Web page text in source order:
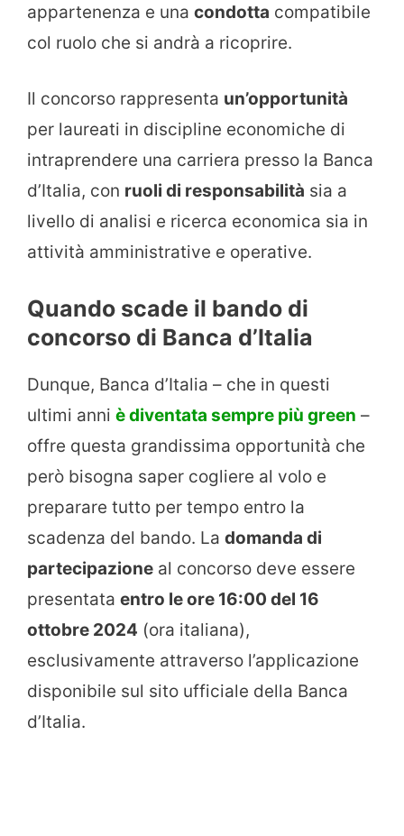
appartenenza e una condotta compatibile
col ruolo che si andrà a ricoprire.
Il concorso rappresenta un’opportunità
per laureati in discipline economiche di
intraprendere una carriera presso la Banca
d’Italia, con ruoli di responsabilità sia a
livello di analisi e ricerca economica sia in
attività amministrative e operative.
Quando scade il bando di
concorso di Banca d’Italia
Dunque, Banca d’Italia – che in questi
ultimi anni è diventata sempre più green –
offre questa grandissima opportunità che
però bisogna saper cogliere al volo e
preparare tutto per tempo entro la
scadenza del bando. La domanda di
partecipazione al concorso deve essere
presentata entro le ore 16:00 del 16
ottobre 2024 (ora italiana),
esclusivamente attraverso l’applicazione
disponibile sul sito ufficiale della Banca
d’Italia.